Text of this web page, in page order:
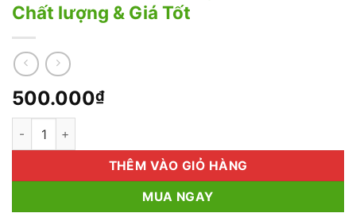
Chất lượng & Giá Tốt
500.000₫
Địa chỉ bán sỉ tim sen tại TP.HCM - Chất lượng & Giá Tốt số
THÊM VÀO GIỎ HÀNG
MUA NGAY